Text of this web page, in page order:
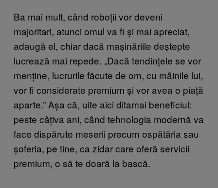
Ba mai mult, când roboții vor deveni
majoritari, atunci omul va fi și mai apreciat,
adaugă el, chiar dacă mașinăriile deștepte
lucrează mai repede. „Dacă tendințele se vor
menține, lucrurile făcute de om, cu mâinile lui,
vor fi considerate premium și vor avea o piață
aparte.” Așa că, uite aici ditamai beneficiul:
peste câțiva ani, când tehnologia modernă va
face dispărute meserii precum ospătăria sau
șoferia, pe tine, ca zidar care oferă servicii
premium, o să te doară la bască.